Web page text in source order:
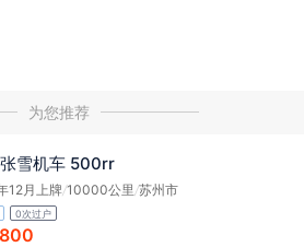
为您推荐
张雪机车 500rr
12月上牌/10000公里 /苏州市
0次过户